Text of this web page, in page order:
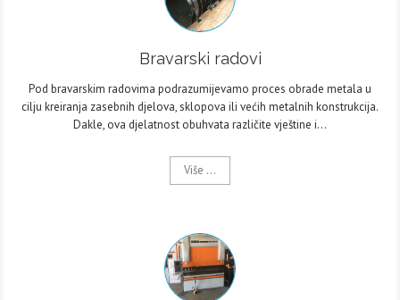
Bravarski radovi
Pod bravarskim radovima podrazumijevamo proces obrade metala u
cilju kreiranja zasebnih djelova, sklopova ili većih metalnih konstrukcija.
Dakle, ova djelatnost obuhvata različite vještine i…
Više ...